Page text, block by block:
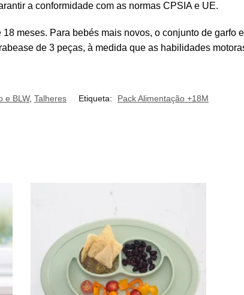
a conformidade com as normas CPSIA e UE.
meses. Para bebés mais novos, o conjunto de garfo
de 3 peças, à medida que as habilidades
e BLW, Talheres Etiqueta: Pack Alimentação +18M